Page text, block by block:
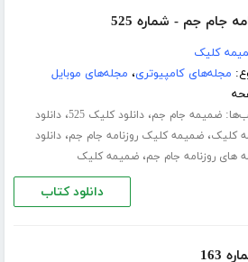
جام جم - شماره 525
کلیک
مجله‌های کامپیوتری، مجله‌های موبایل
ضمیمه جام جم،دانلود کلیک 525 ،دانلود
کلیک،ضمیمه کلیک روزنامه جام جم،دانلود
های روزنامه جام جم،ضمیمه کلیک
دانلود کتاب
163